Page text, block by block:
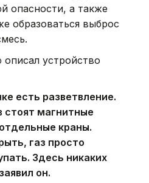
опасности, а также
образоваться выброс
устройство
есть разветвление.
стоят магнитные
краны.
газ просто
Здесь никаких
он.